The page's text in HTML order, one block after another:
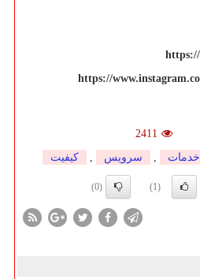
https://
2411
خدمات , سرویس , كیفیت
(1)
(0)